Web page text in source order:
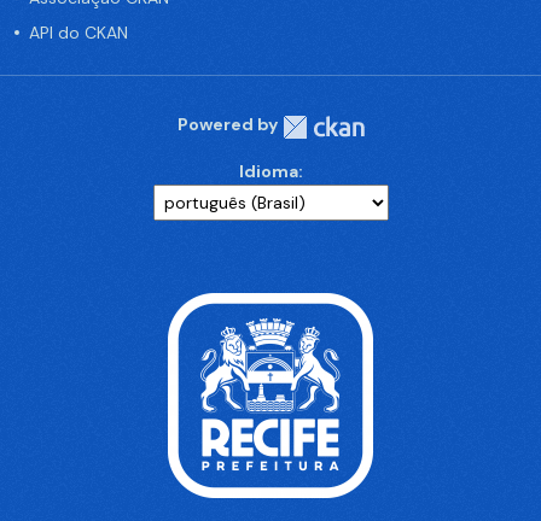
API do CKAN
Powered by
Idioma